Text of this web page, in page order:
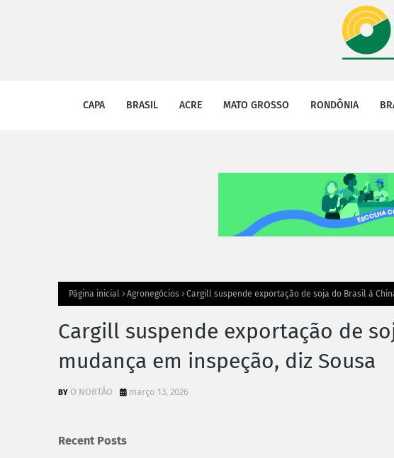
CAPA BRASIL ACRE MATO GROSSO RONDÔNIA
Página inicial Agronegócios Cargill suspende exportação de soja do Brasil à
Cargill suspende exportação de
mudança em inspeção, diz Sousa
O NORTÃO março 13, 2026
Recent Posts